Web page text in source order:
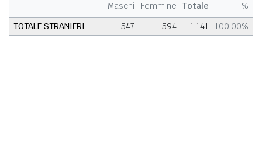
Maschi Femmine Totale
%
TOTALE STRANIERI
547 594 1.141 100,00%